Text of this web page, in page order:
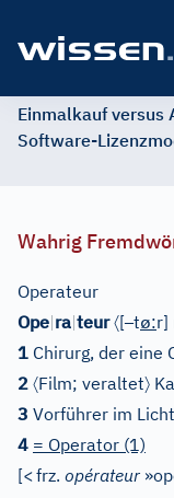
Einmalkauf versus
Software-
Wahrig
Operateur
Ope|ra|teur 〈[–tø:r]
1 Chirurg, der eine
2 〈Film; veraltet〉
3 Vorführer im
4 = Operator (1)
[<frz. opérateur